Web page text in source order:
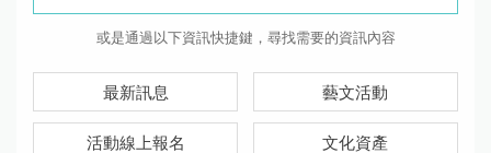
或是通過以下資訊快捷鍵，尋找需要的資訊內容
最新訊息 藝文活動
活動線上報名 文化資產